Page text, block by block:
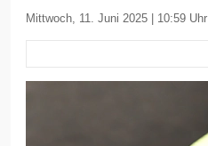
Mittwoch, 11. Juni 2025 | 10:59 Uhr